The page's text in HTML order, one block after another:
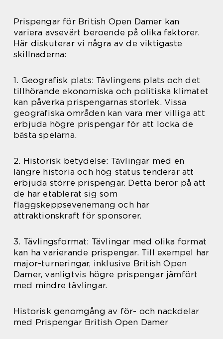
Prispengar för British Open Damer kan
variera avsevärt beroende på olika faktorer.
Här diskuterar vi några av de viktigaste
skillnaderna:
1. Geografisk plats: Tävlingens plats och det
tillhörande ekonomiska och politiska klimatet
kan påverka prispengarnas storlek. Vissa
geografiska områden kan vara mer villiga att
erbjuda högre prispengar för att locka de
bästa spelarna.
2. Historisk betydelse: Tävlingar med en
längre historia och hög status tenderar att
erbjuda större prispengar. Detta beror på att
de har etablerat sig som
flaggskeppsevenemang och har
attraktionskraft för sponsorer.
3. Tävlingsformat: Tävlingar med olika format
kan ha varierande prispengar. Till exempel har
major-turneringar, inklusive British Open
Damer, vanligtvis högre prispengar jämfört
med mindre tävlingar.
Historisk genomgång av för- och nackdelar
med Prispengar British Open Damer